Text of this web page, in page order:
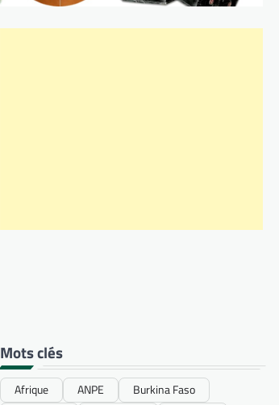
Mots clés
Afrique ANPE
Burkina Faso